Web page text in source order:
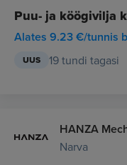
Puu- ja köögivilja
Alates 9.23 €/tunnis
UUS 19 tundi tagasi
HANZA
Narva